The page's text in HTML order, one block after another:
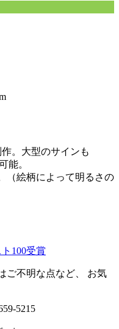
。大型のサインも
能。
（絵柄によって明るさの
ご不明な点など、 お気
5215